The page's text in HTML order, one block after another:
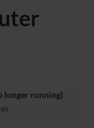
longer running)